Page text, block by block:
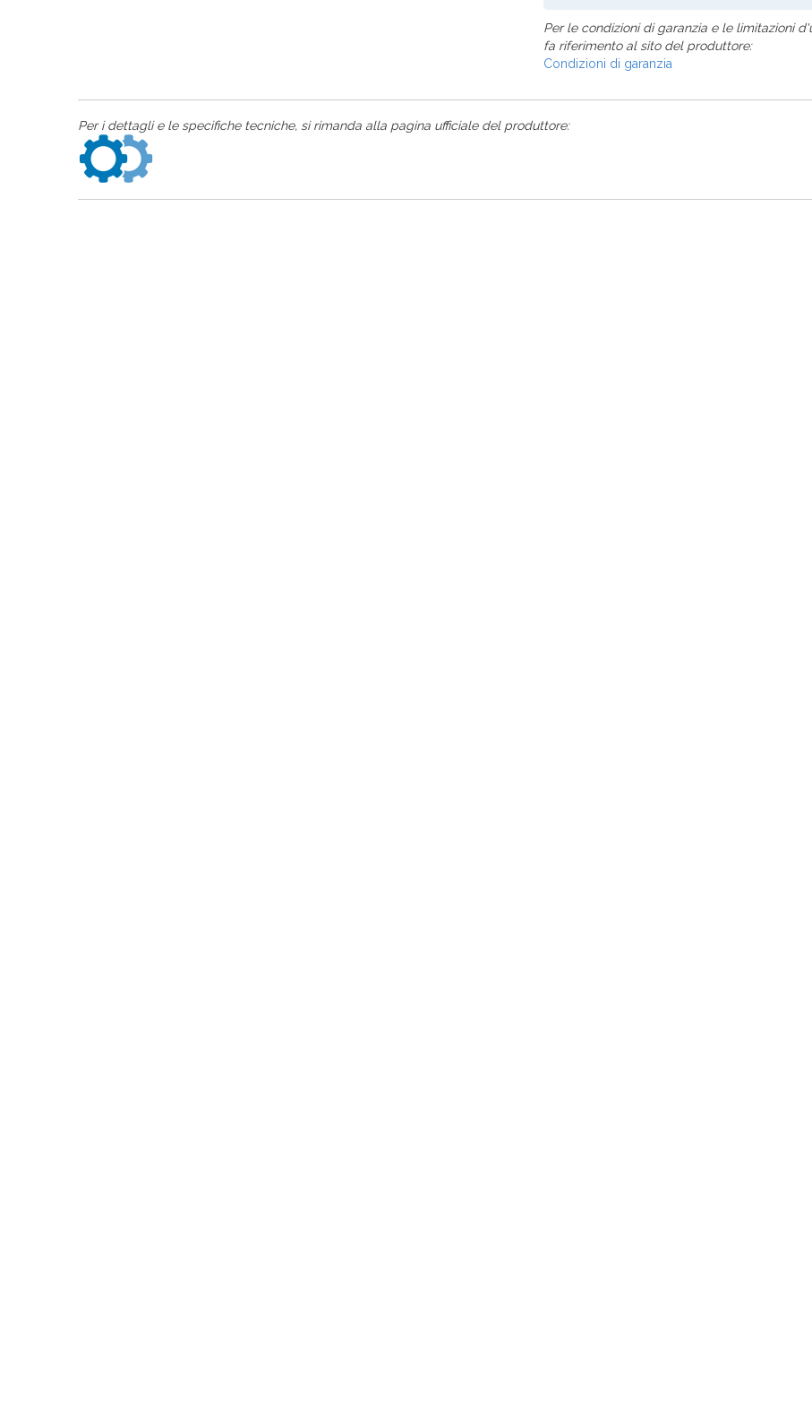
Per le condizioni di garanzia e le limitazioni
fa riferimento al sito del produttore:
Condizioni di garanzia
Per i dettagli e le specifiche tecniche, si rimanda alla pagina ufficiale del produttore: